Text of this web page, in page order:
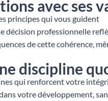
avec ses
principes qui vous guident
décision professionnelle
de cette cohérence,
discipline
qui renforcent votre
votre développement,